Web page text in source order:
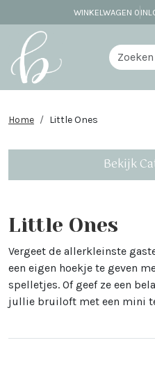
WINKELWAGEN 0
Home Little Ones
Bekijk
Little Ones
Vergeet de allerkleinste
een eigen hoekje te geven
spelletjes. Of geef ze een
jullie bruiloft met een mini